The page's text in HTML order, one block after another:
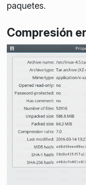
paquetes.
Compresión